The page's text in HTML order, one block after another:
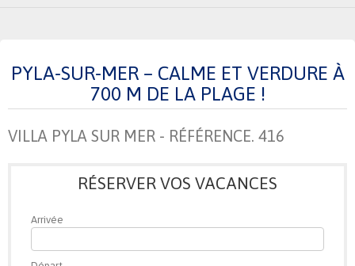
PYLA-SUR-MER – CALME ET VERDURE À
700 M DE LA PLAGE !
VILLA PYLA SUR MER - RÉFÉRENCE. 416
RÉSERVER VOS VACANCES
Arrivée